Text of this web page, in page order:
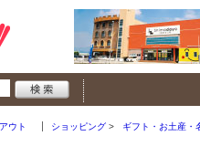
ウト ショッピング ギフト・お土産・